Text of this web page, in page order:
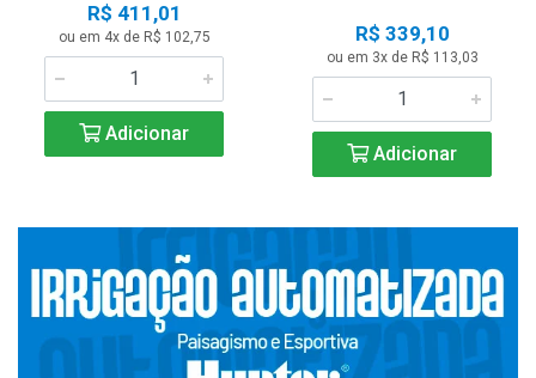
R$ 411,01
ou em 4x de R$ 102,75
Adicionar
R$ 339,10
ou em 3x de R$ 113,03
Adicionar